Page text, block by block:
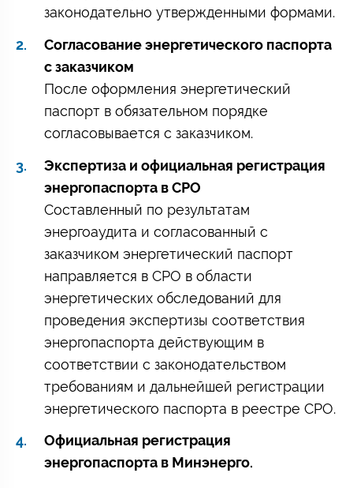
законодательно утвержденными формами.
Согласование энергетического паспорта
с заказчиком
После оформления энергетический
паспорт в обязательном порядке
согласовывается с заказчиком.
Экспертиза и официальная регистрация
энергопаспорта в СРО
Составленный по результатам
энергоаудита и согласованный с
заказчиком энергетический паспорт
направляется в СРО в области
энергетических обследований для
проведения экспертизы соответствия
энергопаспорта действующим в
соответствии с законодательством
требованиям и дальнейшей регистрации
энергетического паспорта в реестре СРО.
Официальная регистрация
энергопаспорта в Минэнерго.